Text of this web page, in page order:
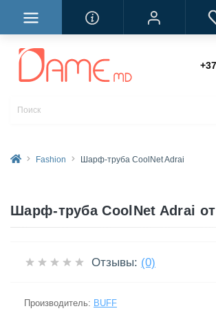
Fashion Шарф-труба CoolNet Adrai
Шарф-труба CoolNet Adrai
Отзывы: (0)
Производитель: BUFF